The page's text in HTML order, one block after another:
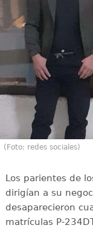
(Foto: redes sociales)
Los parientes de
dirigían a su
desaparecieron
matrículas P-